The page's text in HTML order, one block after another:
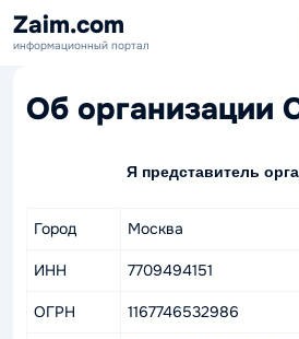
Zaim.com
информационный портал
Об организации
Я представитель
Город Москва
ИНН 7709494151
ОГРН 1167746532986